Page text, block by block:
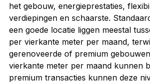
het gebouw, energieprestaties,
verdiepingen en schaarste.
een goede locatie liggen meestal
per vierkante meter per maand,
gerenoveerde of premium
vierkante meter per maand kunnen
premium transacties kunnen deze